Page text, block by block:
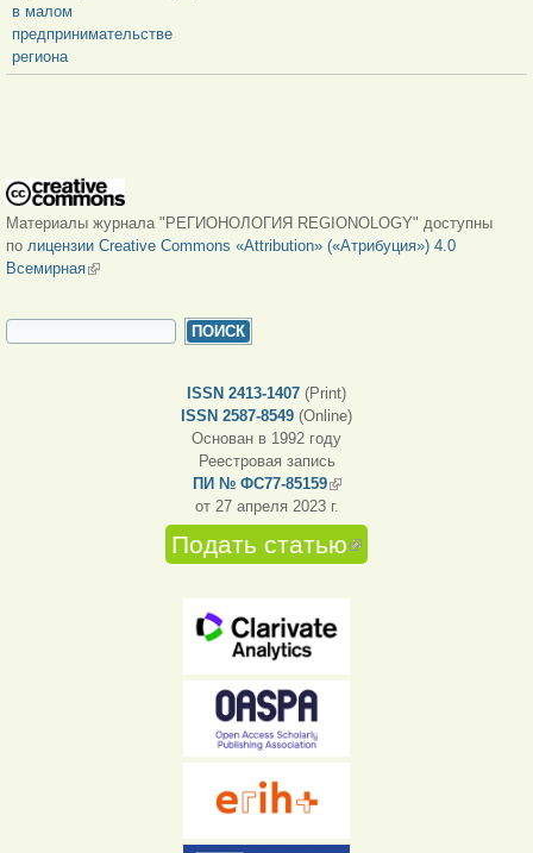
в малом
предпринимательстве
региона
Материалы журнала "РЕГИОНОЛОГИЯ REGIONOLOGY" доступны
по лицензии Creative Commons «Attribution» («Атрибуция») 4.0
Всемирная(внешняя ссылка)
ФОРМА ПОИСКА
ISSN 2413-1407 (Print)
ISSN 2587-8549 (Online)
Основан в 1992 году
Реестровая запись
ПИ № ФС77-85159(внешняя ссылка)
от 27 апреля 2023 г.
Подать статью